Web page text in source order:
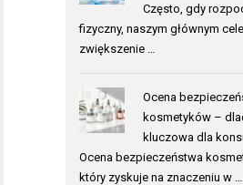
Często, gdy
fizyczny, naszym głównym
zwiększenie …
Ocena
kosmetyków –
kluczowa dla
Ocena bezpieczeństwa
który zyskuje na znaczeniu w …